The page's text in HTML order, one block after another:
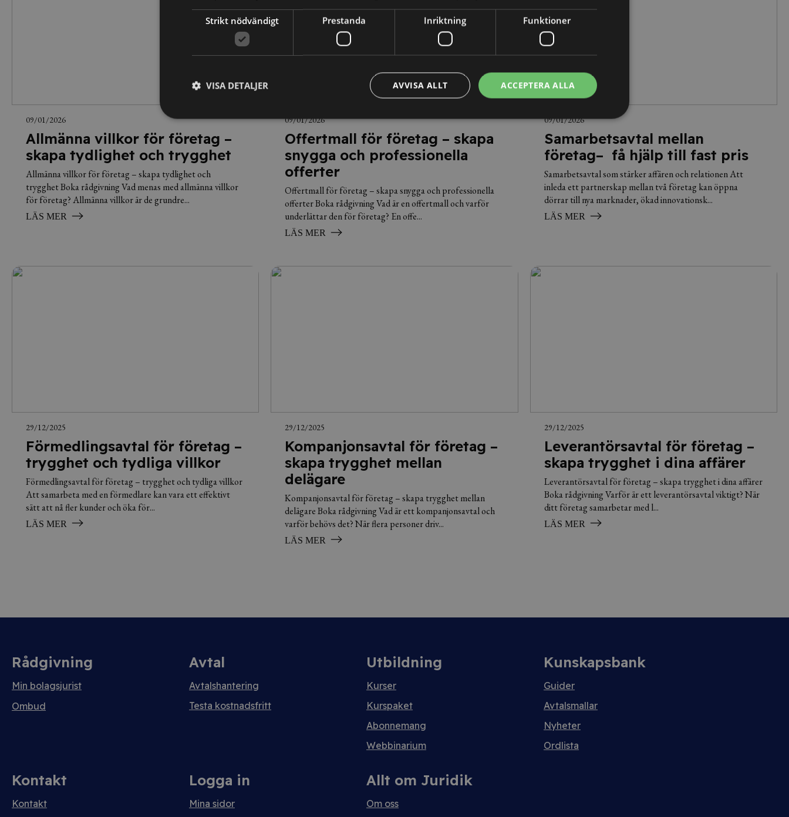
09/01/2026
Allmänna villkor för företag –
skapa tydlighet och trygghet
Allmänna villkor för företag – skapa tydlighet och
trygghet Boka rådgivning Vad menas med allmänna villkor
för företag? Allmänna villkor är de grundre...
LÄS MER
09/01/2026
Offertmall för företag – skapa
snygga och professionella
offerter
Offertmall för företag – skapa snygga och professionella
offerter Boka rådgivning Vad är en offertmall och varför
underlättar den för företag? En offe...
LÄS MER
09/01/2026
Samarbetsavtal mellan
företag– få hjälp till fast pris
Samarbetsavtal som stärker affären och relationen Att
inleda ett partnerskap mellan två företag kan öppna
dörrar till nya marknader, ökad innovationsk...
LÄS MER
29/12/2025
Förmedlingsavtal för företag –
trygghet och tydliga villkor
Förmedlingsavtal för företag – trygghet och tydliga villkor
Att samarbeta med en förmedlare kan vara ett effektivt
sätt att nå fler kunder och öka för...
LÄS MER
29/12/2025
Kompanjonsavtal för företag –
skapa trygghet mellan
delägare
Kompanjonsavtal för företag – skapa trygghet mellan
delägare Boka rådgivning Vad är ett kompanjonsavtal och
varför behövs det? När flera personer driv...
LÄS MER
29/12/2025
Leverantörsavtal för företag –
skapa trygghet i dina affärer
Leverantörsavtal för företag – skapa trygghet i dina affärer
Boka rådgivning Varför är ett leverantörsavtal viktigt? När
ditt företag samarbetar med l...
LÄS MER
Rådgivning
Min bolagsjurist
Ombud
Avtal
Avtalshantering
Testa kostnadsfritt
Utbildning
Kurser
Kurspaket
Abonnemang
Webbinarium
Kunskapsbank
Guider
Avtalsmallar
Nyheter
Ordlista
Kontakt
Kontakt
Logga in
Mina sidor
Allt om Juridik
Om oss
Strikt nödvändigt Prestanda Inriktning Funktioner
ACCEPTERA ALLA
AVVISA ALLT
VISA DETALJER